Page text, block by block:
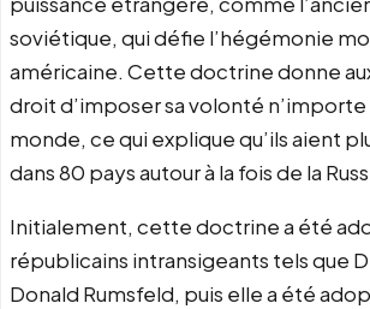
soviétique, qui défie l’hégémonie
américaine. Cette doctrine donne
droit d’imposer sa volonté n’importe
monde, ce qui explique qu’ils aient
dans 80 pays autour à la fois de la
Initialement, cette doctrine a été
républicains intransigeants tels que
Donald Rumsfeld, puis elle a été